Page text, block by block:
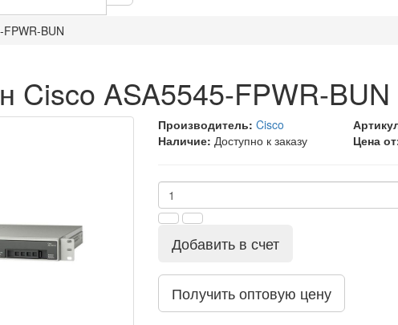
BUN
Cisco ASA5545-FPWR-BUN
Производитель: Cisco
Наличие: Доступно к заказу Цена
Добавить в счет
Получить оптовую цену